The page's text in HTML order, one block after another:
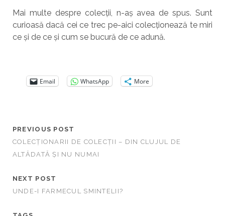
Mai multe despre colecții, n-aș avea de spus. Sunt
curioasă dacă cei ce trec pe-aici colecționează te miri
ce și de ce și cum se bucură de ce adună.
Email WhatsApp More
PREVIOUS POST
COLECȚIONARII DE COLECȚII – DIN CLUJUL DE
ALTĂDATĂ ȘI NU NUMAI
NEXT POST
UNDE-I FARMECUL SMINTELII?